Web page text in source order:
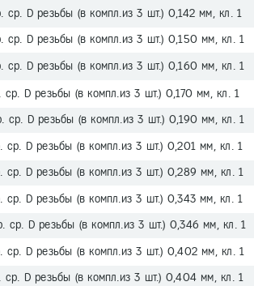
D резьбы (в компл.из 3 шт.) 0,142 мм, кл. 1
D резьбы (в компл.из 3 шт.) 0,150 мм, кл. 1
D резьбы (в компл.из 3 шт.) 0,160 мм, кл. 1
D резьбы (в компл.из 3 шт.) 0,170 мм, кл. 1
D резьбы (в компл.из 3 шт.) 0,190 мм, кл. 1
D резьбы (в компл.из 3 шт.) 0,201 мм, кл. 1
D резьбы (в компл.из 3 шт.) 0,289 мм, кл. 1
D резьбы (в компл.из 3 шт.) 0,343 мм, кл. 1
D резьбы (в компл.из 3 шт.) 0,346 мм, кл. 1
D резьбы (в компл.из 3 шт.) 0,402 мм, кл. 1
D резьбы (в компл.из 3 шт.) 0,404 мм, кл. 1